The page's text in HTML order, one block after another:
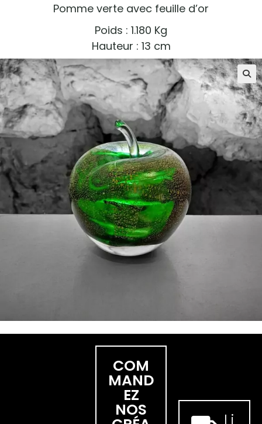
Pomme verte avec feuille d’or
Poids : 1.180 Kg
Hauteur : 13 cm
🔍
COM
MAND
EZ
NOS